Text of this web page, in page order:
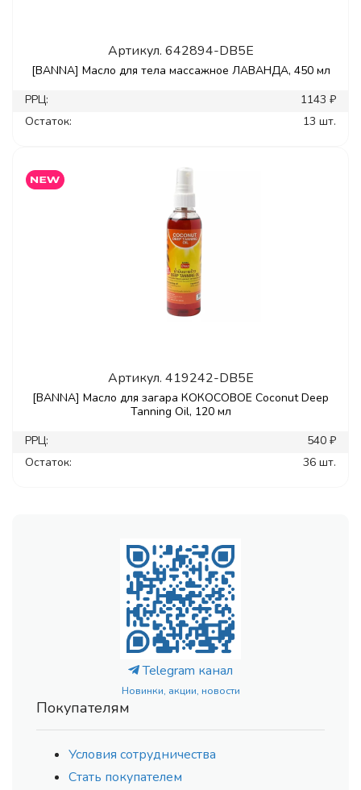
Артикул. 642894-DB5E
[BANNA] Масло для тела массажное ЛАВАНДА, 450 мл
РРЦ:
1143 ₽
Остаток:
13 шт.
Артикул. 419242-DB5E
[BANNA] Масло для загара КОКОСОВОЕ Coconut Deep
Tanning Oil, 120 мл
РРЦ:
540 ₽
Остаток:
36 шт.
Telegram канал
Новинки, акции, новости
Покупателям
Условия сотрудничества
Стать покупателем